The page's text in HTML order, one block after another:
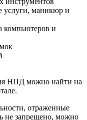
услуги, маникюр и
компьютеров и
НПД можно найти на
отраженные
не запрещено, можно